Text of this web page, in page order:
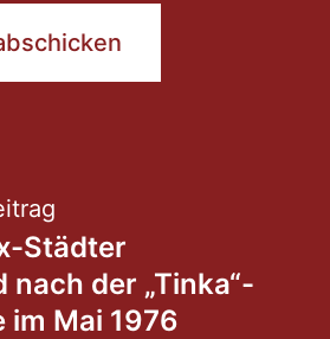
Städter
der „Tinka“-
im Mai 1976